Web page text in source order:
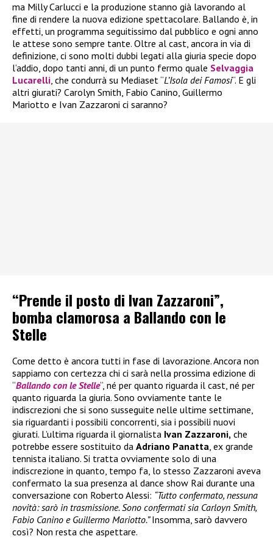
ma Milly Carlucci e la produzione stanno già lavorando al
fine di rendere la nuova edizione spettacolare. Ballando è, in
effetti, un programma seguitissimo dal pubblico e ogni anno
le attese sono sempre tante. Oltre al cast, ancora in via di
definizione, ci sono molti dubbi legati alla giuria specie dopo
l’addio, dopo tanti anni, di un punto fermo quale Selvaggia
Lucarelli , che condurrà su Mediaset “L’Isola dei Famosi“. E gli
altri giurati? Carolyn Smith, Fabio Canino, Guillermo
Mariotto e Ivan Zazzaroni ci saranno?
“Prende il posto di Ivan Zazzaroni”,
bomba clamorosa a Ballando con le
Stelle
Come detto è ancora tutti in fase di lavorazione. Ancora non
sappiamo con certezza chi ci sarà nella prossima edizione di
“Ballando con le Stelle“, né per quanto riguarda il cast, né per
quanto riguarda la giuria. Sono ovviamente tante le
indiscrezioni che si sono susseguite nelle ultime settimane,
sia riguardanti i possibili concorrenti, sia i possibili nuovi
giurati. L’ultima riguarda il giornalista Ivan Zazzaroni, che
potrebbe essere sostituito da Adriano Panatta, ex grande
tennista italiano. Si tratta ovviamente solo di una
indiscrezione in quanto, tempo fa, lo stesso Zazzaroni aveva
confermato la sua presenza al dance show Rai durante una
conversazione con Roberto Alessi: “Tutto confermato, nessuna
novità: sarò in trasmissione. Sono confermati sia Carloyn Smith,
Fabio Canino e Guillermo Mariotto.”Insomma, sarò davvero
così? Non resta che aspettare.